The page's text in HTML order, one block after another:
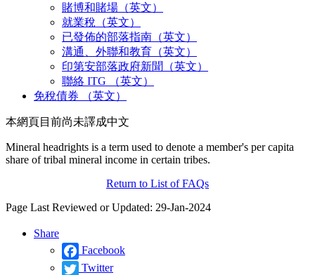
賭博和賭場（英文）
就業稅（英文）
已發佈的部落指南（英文）
溝通、外聯和教育（英文）
印第安部落政府新聞（英文）
聯絡 ITG （英文）
免稅債券 （英文）
本網頁目前尚未譯成中文
Mineral headrights is a term used to denote a member's per capita
share of tribal mineral income in certain tribes.
Return to List of FAQs
Page Last Reviewed or Updated: 29-Jan-2024
Share
Facebook
Twitter